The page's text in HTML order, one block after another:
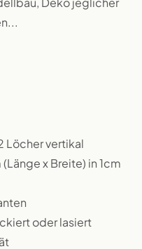
Löcher vertikal
x Breite) in 1cm
oder lasiert